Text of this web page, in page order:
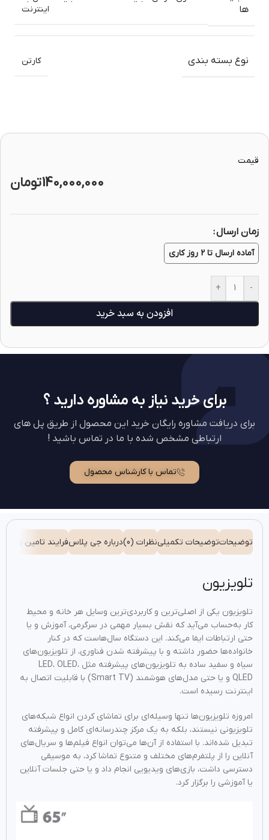
ها
اینترنت
نوع بسته بندی کارتن
قیمت
140,000,000تومان
زمان ارسال
آماده ارسال تا 2 روز کاری
-
+
افزودن به سبد خرید
برای خرید نیاز به مشاوره دارید ؟
برای دریافت مشاوره رایگان خرید این محصول از طریق پل های
ارتباطی مشخص شده با ما در تماس باشید !
تماس با کارشناس محصول
توضیحاتتوضیحات تکمیلینظرات (0) درباره جی پلاسفرایند تامین و
تلویزیون
تلویزیون یکی از اصلی‌ترین و کاربردی‌ترین وسایل هر خانه و محیط
کار به‌حساب می‌آید که نقش بسیار مهمی در سرگرمی، آموزش و یا
حتی ارتباطات ایفا می‌کند. این دستگاه سال‌هاست که در کنار
خانواده‌ها حضور داشته و با پیشرفته شدن فناوری، از تلویزیون‌های
سیاه‌ و سفید ساده به تلویزیون‌های پیشرفته مثل LED، OLED،
QLED و یا حتی مدل‌های هوشمند (Smart TV) با قابلیت اتصال به
اینترنت رسیده است.
امروزه تلویزیون‌ها تنها وسیله‌ای برای تماشای کردن انواع شبکه‌های
تلویزیونی نیستند، بلکه به یک مرکز چندرسانه‌ای کامل و پیشرفته
تبدیل شده‌اند. با استفاده از آن‌ها می‌توان انواع فیلم‌ها و سریال‌های
آنلاین را از پلتفرم‌های مختلف و متنوع تماشا کرد، به موسیقی
دسترسی داشت، بازی‌های ویدیویی انجام داد و یا حتی جلسات آنلاین
یا آموزشی را برگزار کرد.